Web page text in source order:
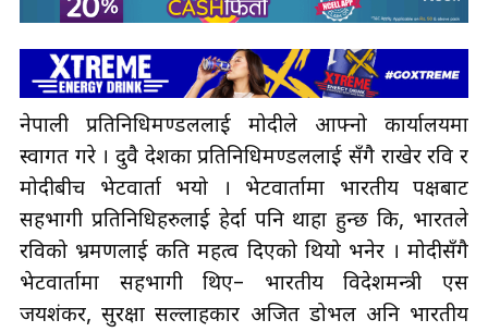
नेपाली प्रतिनिधिमण्डललाई मोदीले आफ्नो कार्यालयमा
स्वागत गरे । दुवै देशका प्रतिनिधिमण्डललाई सँगै राखेर रवि र
मोदीबीच भेटवार्ता भयो । भेटवार्तामा भारतीय पक्षबाट
सहभागी प्रतिनिधिहरुलाई हेर्दा पनि थाहा हुन्छ कि, भारतले
रविको भ्रमणलाई कति महत्व दिएको थियो भनेर । मोदीसँगै
भेटवार्तामा सहभागी थिए– भारतीय विदेशमन्त्री एस
जयशंकर, सुरक्षा सल्लाहकार अजित डोभल अनि भारतीय